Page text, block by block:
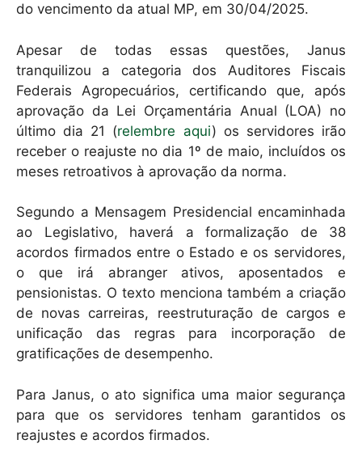
do vencimento da atual MP, em 30/04/2025.
Apesar de todas essas questões, Janus
tranquilizou a categoria dos Auditores Fiscais
Federais Agropecuários, certificando que, após
aprovação da Lei Orçamentária Anual (LOA) no
último dia 21 (relembre aqui) os servidores irão
receber o reajuste no dia 1º de maio, incluídos os
meses retroativos à aprovação da norma.
Segundo a Mensagem Presidencial encaminhada
ao Legislativo, haverá a formalização de 38
acordos firmados entre o Estado e os servidores,
o que irá abranger ativos, aposentados e
pensionistas. O texto menciona também a criação
de novas carreiras, reestruturação de cargos e
unificação das regras para incorporação de
gratificações de desempenho.
Para Janus, o ato significa uma maior segurança
para que os servidores tenham garantidos os
reajustes e acordos firmados.